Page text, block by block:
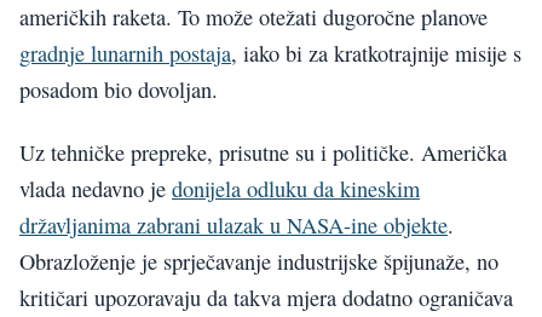
američkih raketa. To može otežati dugoročne planove
gradnje lunarnih postaja, iako bi za kratkotrajnije misije s
posadom bio dovoljan.
Uz tehničke prepreke, prisutne su i političke. Američka
vlada nedavno je donijela odluku da kineskim
državljanima zabrani ulazak u NASA-ine objekte.
Obrazloženje je sprječavanje industrijske špijunaže, no
kritičari upozoravaju da takva mjera dodatno ograničava